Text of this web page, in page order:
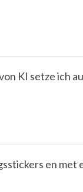
KI setze ich
en met